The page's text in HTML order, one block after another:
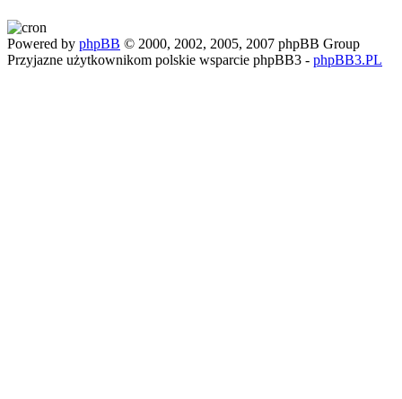
Powered by phpBB © 2000, 2002, 2005, 2007 phpBB Group
Przyjazne użytkownikom polskie wsparcie phpBB3 - phpBB3.PL